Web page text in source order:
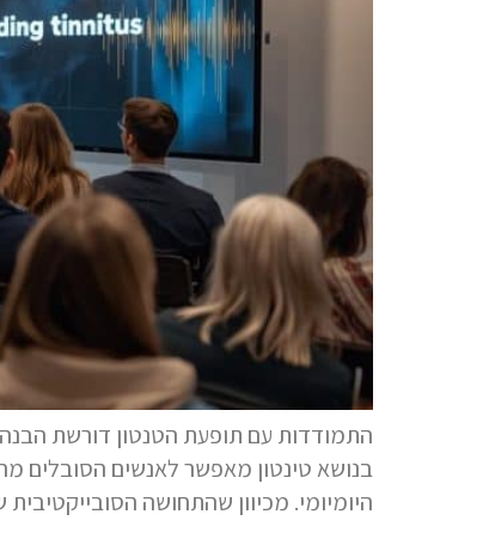
התמודדות עם תופעת הטנטון דורשת הבנה
בנושא טינטון מאפשר לאנשים הסובלים
היומיומי. מכיוון שהתחושה